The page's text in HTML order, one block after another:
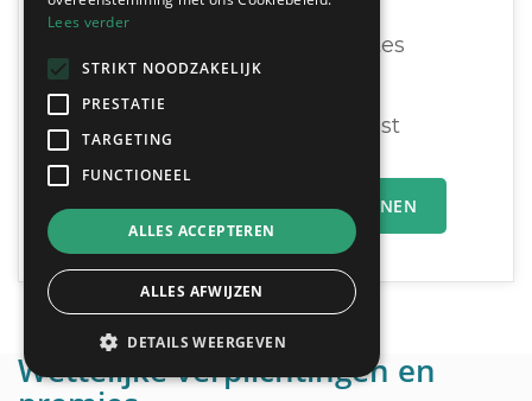
Ontvang tot 3 offertes
U vergelijkt en beslist
MIJN OFFERTEAANVRAAG INDIENEN
Wettelijke verplichtingen en
Lees verder
STRIKT NOODZAKELIJK
PRESTATIE
TARGETING
FUNCTIONEEL
ALLES ACCEPTEREN
ALLES AFWIJZEN
DETAILS WEERGEVEN